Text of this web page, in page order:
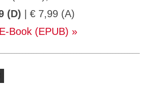
(D) | € 7,99 (A)
Book (EPUB)